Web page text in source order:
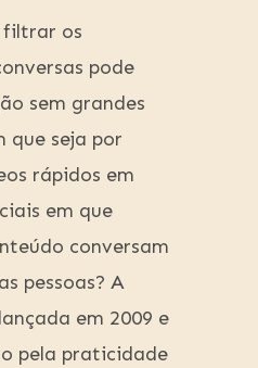
filtrar os
pode
sem grandes
que seja por
rápidos em
em que
conversam
pessoas? A
em 2009 e
pela praticidade